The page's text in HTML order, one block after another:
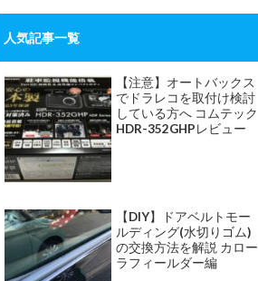
人気記事一覧
【注意】オートバックス
でドラレコを取付け検討
している方へ コムテック
HDR-352GHPレビュー
【DIY】ドアベルトモー
ルディング(水切りゴム)
の交換方法を解説 カロー
ラフィールダー編